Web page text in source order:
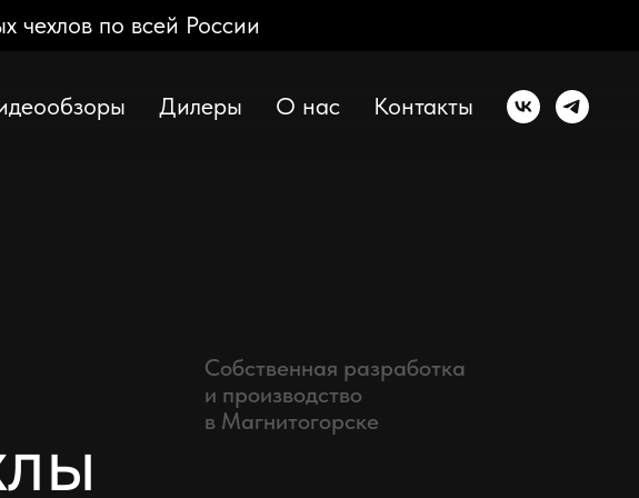
чехлов по всей России
Дилеры О нас Контакты
Собственная разработка
и производство
в Магнитогорске